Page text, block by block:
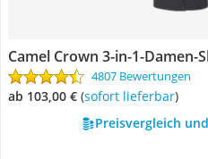
Camel Crown 3-in-1-Damen-
4807 Bewertungen
ab 103,00 € ( Sofort lieferbar)
Preisvergleich